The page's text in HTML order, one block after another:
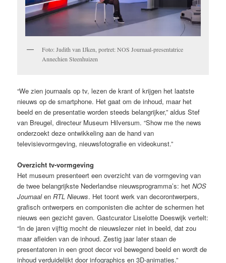
Foto: Judith van IJken, portret: NOS Journaal-presentatrice
Annechien Steenhuizen
“We zien journaals op tv, lezen de krant of krijgen het laatste
nieuws op de smartphone. Het gaat om de inhoud, maar het
beeld en de presentatie worden steeds belangrijker,” aldus Stef
van Breugel, directeur Museum Hilversum. “Show me the news
onderzoekt deze ontwikkeling aan de hand van
televisievormgeving, nieuwsfotografie en videokunst.”
Overzicht tv-vormgeving
Het museum presenteert een overzicht van de vormgeving van
de twee belangrijkste Nederlandse nieuwsprogramma’s: hetNOS
JournaalenRTL Nieuws. Het toont werk van decorontwerpers,
grafisch ontwerpers en componisten die achter de schermen het
nieuws een gezicht gaven. Gastcurator Liselotte Doeswijk vertelt:
“In de jaren vijftig mocht de nieuwslezer niet in beeld, dat zou
maar afleiden van de inhoud. Zestig jaar later staan de
presentatoren in een groot decor vol bewegend beeld en wordt de
inhoud verduidelijkt door infographics en 3D-animaties.”